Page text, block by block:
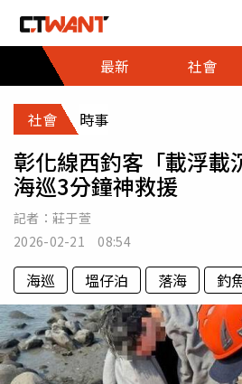
最新
社會
社會 時事
彰化線西釣客「載浮
海巡3分鐘神救援
記者： 莊于萱
2026-02-21 08:54
海巡 塭仔泊 落海 釣